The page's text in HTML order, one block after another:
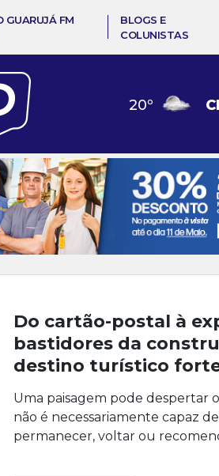
GUARUJÁ FM
BLOGS E
COLUNISTAS
20º
Do cartão-postal à
bastidores da
destino turístico
Uma paisagem pode despertar
não é necessariamente capaz
permanecer, voltar ou